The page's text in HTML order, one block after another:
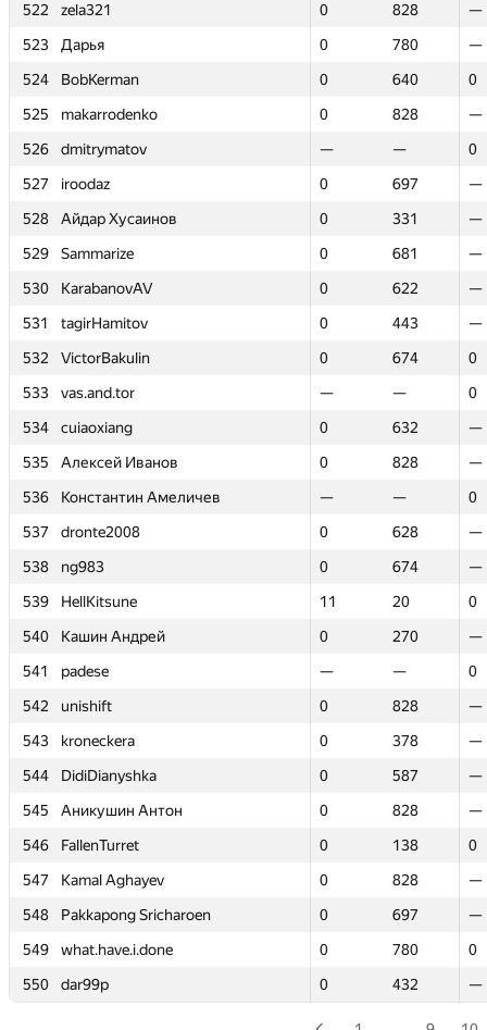
522
zela321 0 828
—
523
Дарья 0 780
—
524
BobKerman 0 640
0
525
makarrodenko 0 828
—
526
dmitrymatov — —
0
527
iroodaz 0 697
—
528
Айдар Хусаинов 0 331
—
529
Sammarize 0 681
—
530
KarabanovAV 0 622
—
531
tagirHamitov 0 443
—
532
VictorBakulin 0 674
0
533
vas.and.tor — —
0
534
cuiaoxiang 0 632
—
535
Алексей Иванов 0 828
—
536
Константин Амеличев — —
0
537
dronte2008 0 628
—
538
ng983 0 674
—
539
HellKitsune 11 20
0
540
Кашин Андрей 0 270
—
541
padese — —
0
542
unishift 0 828
—
543
kroneckera 0 378
—
544
DidiDianyshka 0 587
—
545
Аникушин Антон 0 828
—
546
FallenTurret 0 138
0
547
Kamal Aghayev 0 828
—
548
Pakkapong Sricharoen 0 697
—
549
what.have.i.done 0 780
0
550
dar99p 0 432 —
522
zela321 0 828
—
523
Дарья 0 780
—
524
BobKerman 0 640
0
525
makarrodenko 0 828
—
526
dmitrymatov — —
0
527
iroodaz 0 697
—
528
Айдар Хусаинов 0 331
—
529
Sammarize 0 681
—
530
KarabanovAV 0 622
—
531
tagirHamitov 0 443
—
532
VictorBakulin 0 674
0
533
vas.and.tor — —
0
534
cuiaoxiang 0 632
—
535
Алексей Иванов 0 828
—
536
Константин Амеличев — —
0
537
dronte2008 0 628
—
538
ng983 0 674
—
539
HellKitsune 11 20
0
540
Кашин Андрей 0 270
—
541
padese — —
0
542
unishift 0 828
—
543
kroneckera 0 378
—
544
DidiDianyshka 0 587
—
545
Аникушин Антон 0 828
—
546
FallenTurret 0 138
0
547
Kamal Aghayev 0 828
—
548
Pakkapong Sricharoen 0 697
—
549
what.have.i.done 0 780
0
550
dar99p 0 432 —